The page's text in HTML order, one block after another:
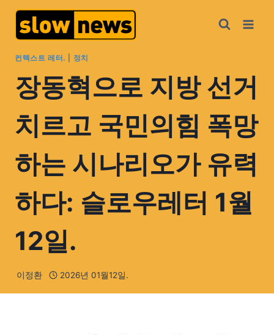
컨텍스트 레터. 정치
장동혁으로 지방 선거
치르고 국민의힘 폭망
하는 시나리오가 유력
하다: 슬로우레터 1월
12일.
이정환 2026년 01월12일.